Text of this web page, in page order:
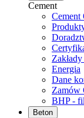
Cement
Cement
Energia
Dane
Zamów
BHP -
Beton